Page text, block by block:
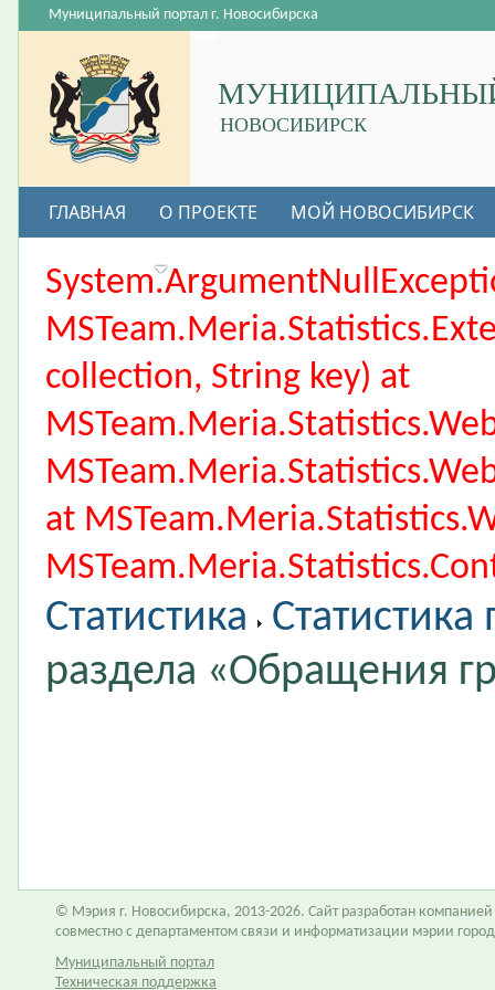
НОВОСИБИРСК
Муниципальный портал г. Новосибирска
ГЛАВНАЯ О ПРОЕКТЕ МОЙ НОВОСИБИРСК
ВАКАНСИИ
collection, String key) at
at
Статистика
раздела «Обращения
© Мэрия г. Новосибирска, 2013-2026. Сайт разработан компанией
совместно с департаментом связи и информатизации мэрии
Муниципальный портал
Техническая поддержка